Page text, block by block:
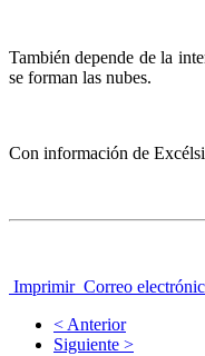
También depende de la
se forman las nubes.
Con información de
Imprimir Correo
< Anterior
Siguiente >